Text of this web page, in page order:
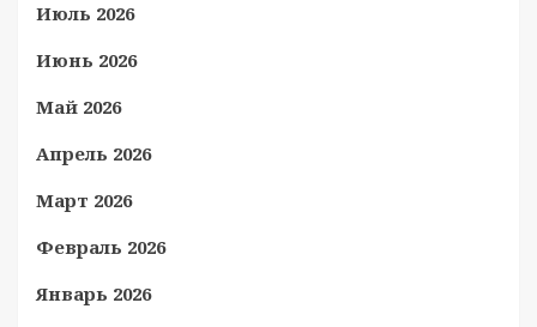
Июль 2026
Июнь 2026
Май 2026
Апрель 2026
Март 2026
Февраль 2026
Январь 2026